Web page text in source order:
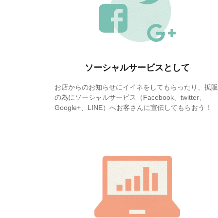
ソーシャルサービスとして
お店からのお知らせにイイネをしてもらったり、拡販
の為にソーシャルサービス（Facebook、twitter、
Google+、LINE）へお客さんに宣伝してもらおう！